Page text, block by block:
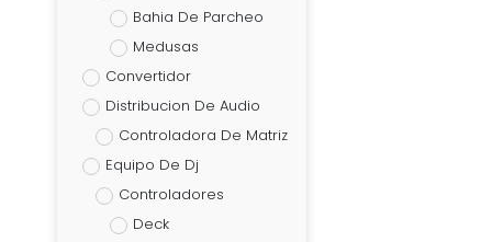
Bahia De Parcheo
Medusas
Convertidor
Distribucion De Audio
Controladora De Matriz
Equipo De Dj
Controladores
Deck